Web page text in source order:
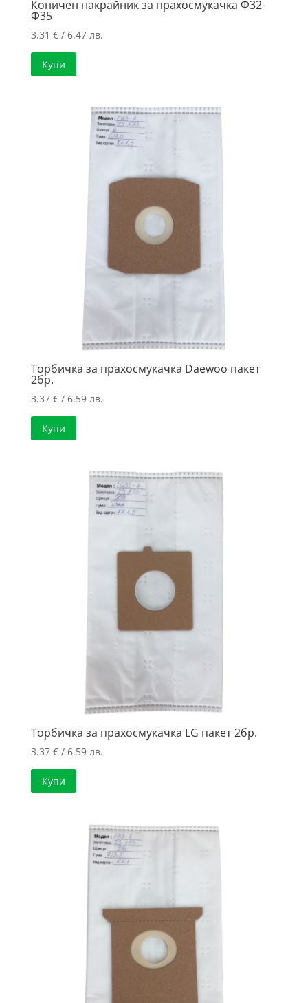
Коничен накрайник за прахосмукачка Ф32-
Ф35
3.31 €/ 6.47 лв.
Купи
Торбичка за прахосмукачка Daewoo пакет
2бр.
3.37 €/ 6.59 лв.
Купи
Торбичка за прахосмукачка LG пакет 2бр.
3.37 €/ 6.59 лв.
Купи